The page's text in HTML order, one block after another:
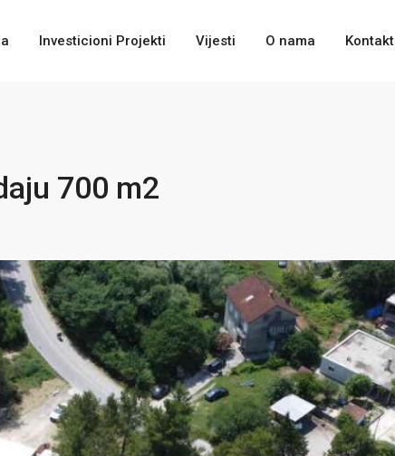
Investicioni Projekti Vijesti O nama Kontakt
700 m2